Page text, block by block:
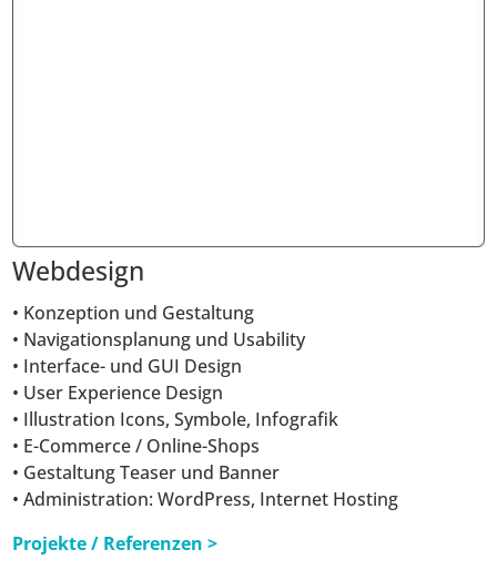
Webdesign
• Konzeption und Gestaltung
• Navigationsplanung und Usability
• Interface- und GUI Design
• User Experience Design
• Illustration Icons, Symbole, Infografik
• E-Commerce / Online-Shops
• Gestaltung Teaser und Banner
• Administration: WordPress, Internet Hosting
Projekte / Referenzen >